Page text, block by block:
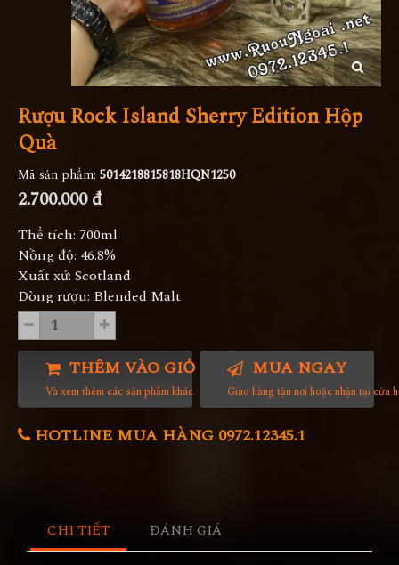
Rượu Rock Island Sherry Edition Hộp
Quà
Mã sản phẩm: 5014218815818HQN1250
2.700.000 đ
Thể tích: 700ml
Nồng độ: 46.8%
Xuất xứ: Scotland
Dòng rượu: Blended Malt
THÊM VÀO GIỎ HÀNG
Và xem thêm các sản phẩm khác
MUA NGAY
Giao hàng tận nơi hoặc nhận tại cửa
HOTLINE MUA HÀNG 0972.12345.1
CHI TIẾT ĐÁNH GIÁ